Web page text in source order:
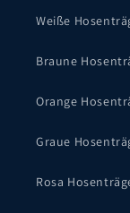
Weiße
Braune
Orange
Graue
Rosa